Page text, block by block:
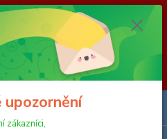
8. 2026 do 23. 8. 2026 nebude z
expedice objednávek a bude omezen
Objednávky přijaté, nebo
expedovány v pátek 7. 8. 2026.
od pátku 7. 8. 2026 do neděle 23. 8.
od pondělí 24. 8. 2026. Děkujeme za
zákazníci,